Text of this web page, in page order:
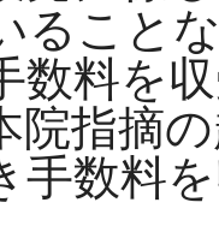
ること
数料を
院指摘
手数料